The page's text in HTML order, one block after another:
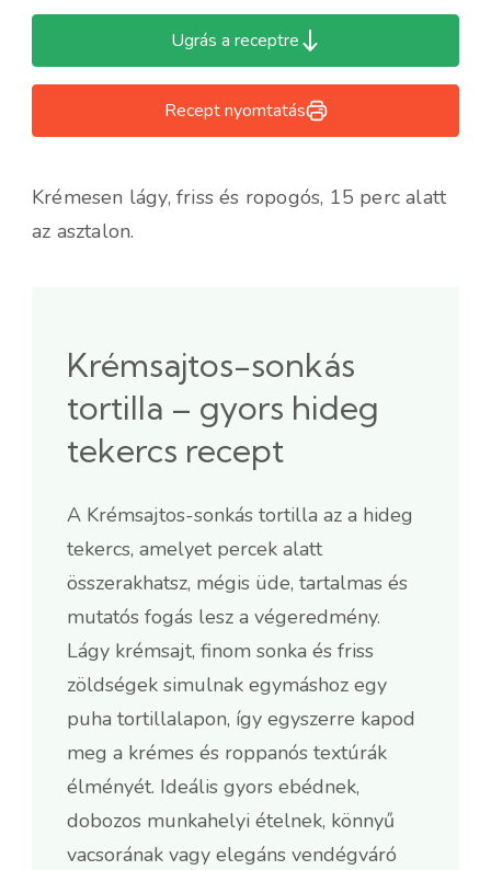
Ugrás a receptre
Recept nyomtatás
Krémesen lágy, friss és ropogós, 15 perc alatt
az asztalon.
Krémsajtos-sonkás
tortilla – gyors hideg
tekercs recept
A Krémsajtos-sonkás tortilla az a hideg
tekercs, amelyet percek alatt
összerakhatsz, mégis üde, tartalmas és
mutatós fogás lesz a végeredmény.
Lágy krémsajt, finom sonka és friss
zöldségek simulnak egymáshoz egy
puha tortillalapon, így egyszerre kapod
meg a krémes és roppanós textúrák
élményét. Ideális gyors ebédnek,
dobozos munkahelyi ételnek, könnyű
vacsorának vagy elegáns vendégváró